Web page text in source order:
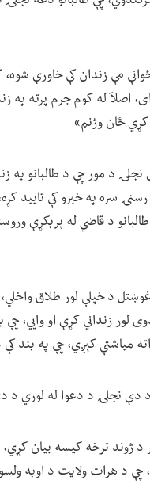
مې زندان کې خاورې
اصلآ له کوم جرم پرته په
ځان وژنم»
سره په خبرو کې تایید
د قاضي له پرېکړې
د خپلې لور طلاق واخلي،
زنداني کړې او وايي،
میاشتې کېږي، چې په بند
دې نجلۍ د دعوا له لوري د
ژوند ترخه کیسه بیان
۳۰ کلن سړي ته، چې د هرات